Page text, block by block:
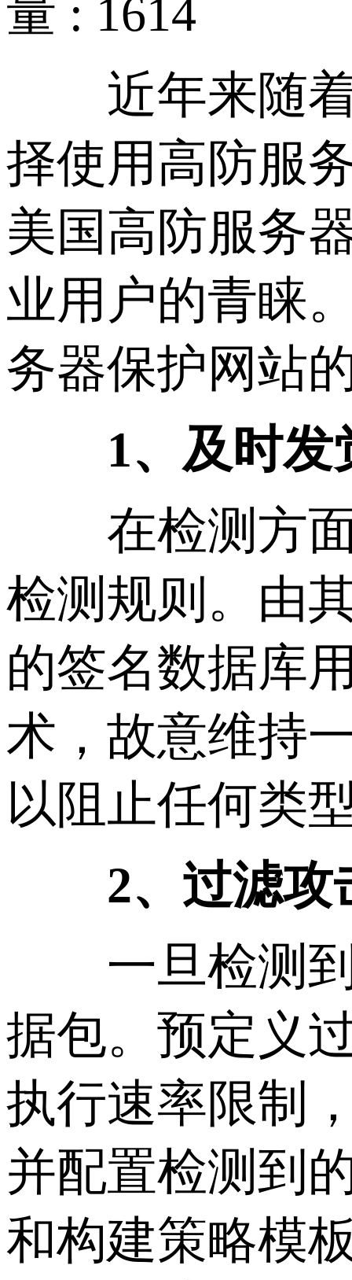
量 : 1614
近年来随着
择使用高防服
美国高防服务
业用户的青睐
务器保护网站
1、及时发
在检测方面
检测规则。由
的签名数据库
术，故意维持
以阻止任何类
2、过滤攻
一旦检测到
据包。预定义
执行速率限制
并配置检测到
和构建策略模